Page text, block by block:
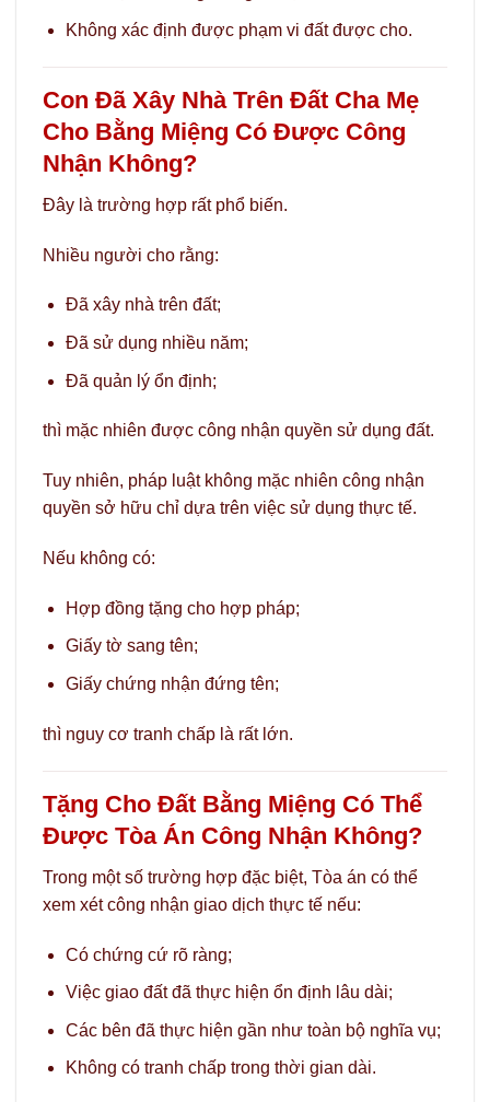
Không xác định được phạm vi đất được cho.
Con Đã Xây Nhà Trên Đất Cha Mẹ
Cho Bằng Miệng Có Được Công
Nhận Không?
Đây là trường hợp rất phổ biến.
Nhiều người cho rằng:
Đã xây nhà trên đất;
Đã sử dụng nhiều năm;
Đã quản lý ổn định;
thì mặc nhiên được công nhận quyền sử dụng đất.
Tuy nhiên, pháp luật không mặc nhiên công nhận
quyền sở hữu chỉ dựa trên việc sử dụng thực tế.
Nếu không có:
Hợp đồng tặng cho hợp pháp;
Giấy tờ sang tên;
Giấy chứng nhận đứng tên;
thì nguy cơ tranh chấp là rất lớn.
Tặng Cho Đất Bằng Miệng Có Thể
Được Tòa Án Công Nhận Không?
Trong một số trường hợp đặc biệt, Tòa án có thể
xem xét công nhận giao dịch thực tế nếu:
Có chứng cứ rõ ràng;
Việc giao đất đã thực hiện ổn định lâu dài;
Các bên đã thực hiện gần như toàn bộ nghĩa vụ;
Không có tranh chấp trong thời gian dài.